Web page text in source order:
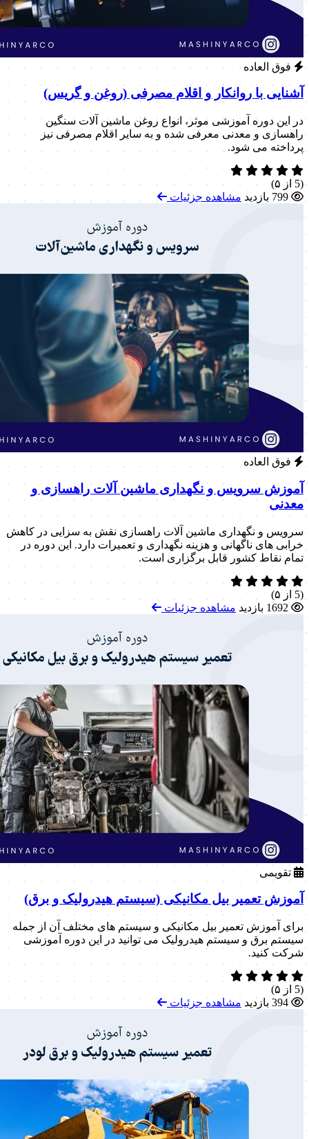
فوق العاده
آشنایی با روانکار و اقلام مصرفی (روغن و گریس)
در این دوره آموزشی موثر، انواع روغن ماشین آلات سنگین
راهسازی و معدنی معرفی شده و به سایر اقلام مصرفی نیز
پرداخته می شود.
(5 از ۵)
مشاهده جزئیات
فوق العاده
آموزش سرویس و نگهداری ماشین آلات راهسازی و
معدنی
سرویس و نگهداری ماشین آلات راهسازی نقش به سزایی در کاهش
خرابی های ناگهانی و هزینه نگهداری و تعمیرات دارد. این دوره در
تمام نقاط کشور قابل برگزاری است.
(5 از ۵)
مشاهده جزئیات
تقویمی
آموزش تعمیر بیل مکانیکی (سیستم هیدرولیک و برق)
برای آموزش تعمیر بیل مکانیکی و سیستم های مختلف آن از جمله
سیستم برق و سیستم هیدرولیک می توانید در این دوره آموزشی
شرکت کنید.
(5 از ۵)
394 بازدید
مشاهده جزئیات